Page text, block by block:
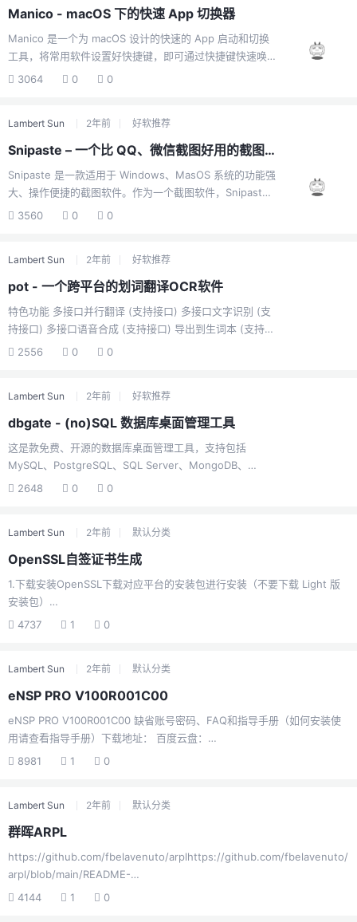
网络从菜单栏上直接看到以太网、局域网和其他网络接口
连接的状态。这个工具在菜单栏上增加了一个颜色整齐的
（绿色、黄色或红色）图标，让你知道连接的状态和其他
统计信息，如你的IP地址、Mac地址...
Manico - macOS 下的快速 App 切换器
Manico 是一个为 macOS 设计的快速的 App 启动和切换
工具，将常用软件设置好快捷键，即可通过快捷键快速唤
起对应软件如果你是一个用习惯使用键盘的效率型用户，
具。通过使用它，在 macOS 上启动及切换 App 将变得无
比顺畅。预设情况下，Manico 支持通过 Option + 数字
键，即可启动或切换至对应的 App。用户再也不需要用到
Command+Tab 一个一个去遍历至想用的 App，也无须从
程序坞上去找，从来带来效率和体验上的提升。在长期...
3064 0 0
Lambert Sun 2年前 好软推荐
Snipaste – 一个比 QQ、微信截图好用的截图工具
Snipaste 是一款适用于 Windows、MasOS 系统的功能强
大、操作便捷的截图软件。作为一个截图软件，Snipaste
功能非常全面：拥有丰富的画图工具：矩形，椭圆，线
托盘图标 \ 截图时选择贴到屏幕均可实现贴图。这种类似
于多窗口工作的模式就是来自于贴图功能，你只要截图
后，按下默认快捷键 F3，就可以将截图快速贴在桌面上。
写文章时，所有查阅的资料都放在一个页面里，不用浏览
器、Word 来回切换Snipaste 官网：
https://zh.snipaste.com/引用：小众...
3560 0 0
Lambert Sun 2年前 好软推荐
pot - 一个跨平台的划词翻译OCR软件
特色功能 多接口并行翻译 (支持接口) 多接口文字识别 (支
持接口) 多接口语音合成 (支持接口) 导出到生词本 (支持接
口) 外部调用 (详情) 支持插件系统 (插件系统) 支持所有
https://github.com/pot-app/pot-desktop
2556 0 0
Lambert Sun 2年前 好软推荐
dbgate - (no)SQL 数据库桌面管理工具
这是款免费、开源的数据库桌面管理工具，支持包括
MySQL、PostgreSQL、SQL Server、MongoDB、
SQLite、Redis 等多种数据库，适用于 Windows、
2648 0 0
Lambert Sun 2年前 默认分类
OpenSSL自签证书生成
1.下载安装OpenSSL下载对应平台的安装包进行安装（不要下载 Light 版
安装包）
https://slproweb.com/products/Win32OpenSSL.htmlWindows在安装
4096 openssl req -new -x509 -days 1825 -key ca.key -out ca.crt 3.
生成subCA密钥和CSRopenssl genrsa -out subca.ke...
4737 1 0
Lambert Sun 2年前 默认分类
eNSP PRO V100R001C00
eNSP PRO V100R001C00 缺省账号密码、FAQ和指导手册（如何安装使
用请查看指导手册）下载地址： 百度云盘：
https://pan.baidu.com/s/1y3Whl3rCwZoXN5GtMag5KA?pwd=7v2r 夸
盘：https://pan.baidu.com/s/1Yg0AMdEkVX57KKUnuHejpQ?
8981 1 0
Lambert Sun 2年前 默认分类
群晖ARPL
https://github.com/fbelavenuto/arplhttps://github.com/fbelavenuto/
arpl/blob/main/README-
Zh.mdhttps://zhuanlan.zhihu.com/p/578606105
4144 1 0